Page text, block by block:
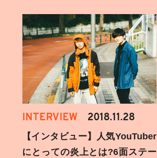
INTERVIEW 2018.11.28
【インタビュー】人気YouTuber
にとっての炎上とは?6面ステー